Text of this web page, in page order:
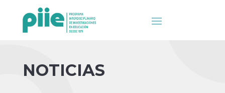
NOTICIAS